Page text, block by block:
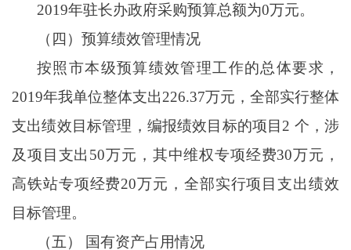
2019年驻长办政府采购预算总额为0万元。
（四）预算绩效管理情况
按照市本级预算绩效管理工作的总体要求，
2019年我单位整体支出226.37万元，全部实行整体
支出绩效目标管理，编报绩效目标的项目2 个，涉
及项目支出50万元，其中维权专项经费30万元，
高铁站专项经费20万元，全部实行项目支出绩效
目标管理。
（五）
国有资产占用情况